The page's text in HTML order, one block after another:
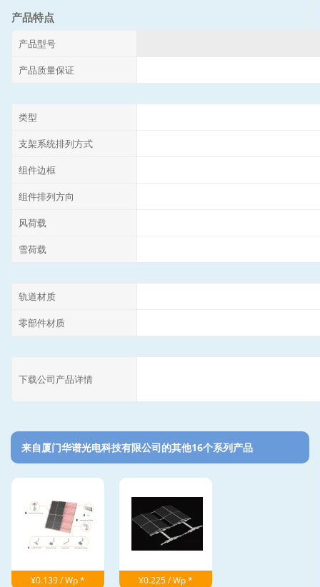
产品特点
产品型号
产品质量保证
类型
支架系统排列方式
组件边框
组件排列方向
风荷载
雪荷载
轨道材质
零部件材质
下载公司产品详情
来自厦门华谱光电科技有限公司的其他16个系列产品‎
¥0.139 / Wp * ¥0.225 / Wp *